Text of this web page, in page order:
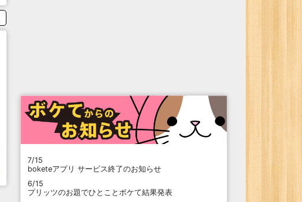
7/15
boketeアプリ サービス終了のお知らせ
6/15
プリッツのお題でひとことボケて結果発表